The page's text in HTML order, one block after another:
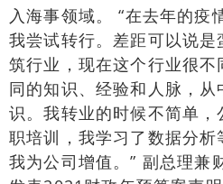
入海事领域。 “在去年的疫
我尝试转行。差距可以说
筑行业，现在这个行业很
同的知识、经验和人脉，
识。我转业的时候不简单
职培训，我学习了数据分
我为公司增值。” 副总理兼